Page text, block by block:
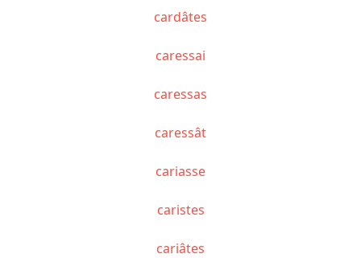
cardâtes
caressai
caressas
caressât
cariasse
caristes
cariâtes